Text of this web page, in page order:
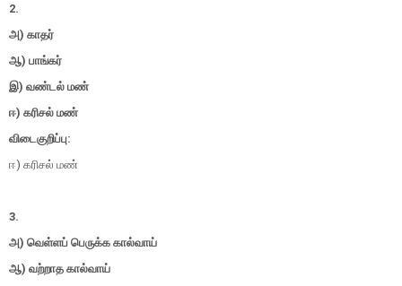
2.
அ) காதர்
ஆ) பாங்கர்
இ) வண்டல் மண்
ஈ) கரிசல் மண்
விடைகுறிப்பு:
ஈ) கரிசல் மண்
3.
அ) வெள்ளப் பெருக்க கால்வாய்
ஆ) வற்றாத கால்வாய்